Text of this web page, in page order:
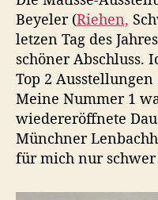
Beyeler (Riehen,
letzen Tag des
schöner Abschluss.
Top 2 Ausstellungen
Meine Nummer 1
wiedereröffnete
Münchner
für mich nur